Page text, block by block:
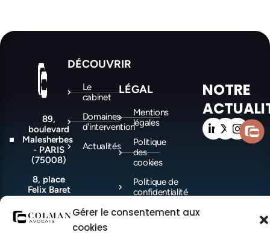
Gérer le consentement aux
cookies
89,
boulevard
Malesherbes
- PARIS
(75008)
8, place
Felix Baret
MARSEILLE
(13006)
DÉCOUVRIR
Le
cabinet
Domaines
d'intervention
Actualités
LÉGAL
Mentions
légales
Politique
des
cookies
Politique de
confidentialité
NOTRE